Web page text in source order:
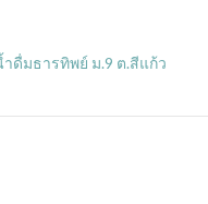
ำดื่มธารทิพย์ ม.9 ต.สีแก้ว